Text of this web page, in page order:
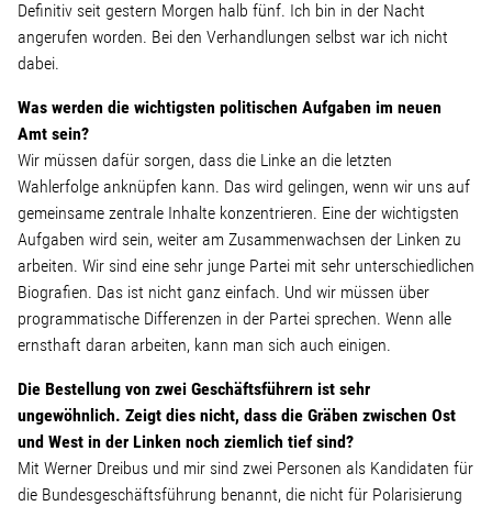
Presse
Pressebilder
Service
Termine
Stellenangebot
Team
Transparenz
Definitiv seit gestern Morgen halb fünf. Ich bin in der Nacht
angerufen worden. Bei den Verhandlungen selbst war ich nicht
dabei.
Was werden die wichtigsten politischen Aufgaben im neuen
Amt sein?
Wir müssen dafür sorgen, dass die Linke an die letzten
Wahlerfolge anknüpfen kann. Das wird gelingen, wenn wir uns auf
gemeinsame zentrale Inhalte konzentrieren. Eine der wichtigsten
Aufgaben wird sein, weiter am Zusammenwachsen der Linken zu
arbeiten. Wir sind eine sehr junge Partei mit sehr unterschiedlichen
Biografien. Das ist nicht ganz einfach. Und wir müssen über
programmatische Differenzen in der Partei sprechen. Wenn alle
ernsthaft daran arbeiten, kann man sich auch einigen.
Die Bestellung von zwei Geschäftsführern ist sehr
ungewöhnlich. Zeigt dies nicht, dass die Gräben zwischen Ost
und West in der Linken noch ziemlich tief sind?
Mit Werner Dreibus und mir sind zwei Personen als Kandidaten für
die Bundesgeschäftsführung benannt, die nicht für Polarisierung